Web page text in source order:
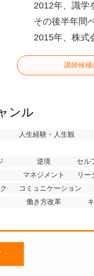
2012年、識学
その後半年間
2015年、株式
講師候補
ンル
人生経験・人生観
逆境
セル
マネジメント
リー
コミュニケーション
働き方改革